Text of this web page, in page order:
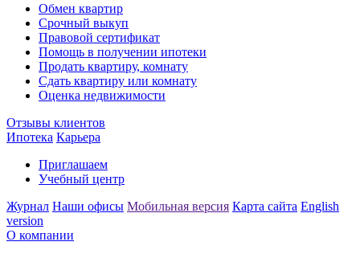
Обмен квартир
Срочный выкуп
Правовой сертификат
Помощь в получении ипотеки
Продать квартиру, комнату
Сдать квартиру или комнату
Оценка недвижимости
Отзывы клиентов
Ипотека Карьера
Приглашаем
Учебный центр
Журнал Наши офисы Мобильная версия Карта сайта English
version
О компании